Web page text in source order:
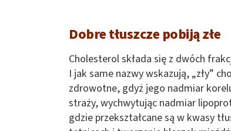
Dobre tłuszcze pobiją złe
Cholesterol składa się z dwóch
I jak same nazwy wskazują, „zły”
zdrowotne, gdyż jego nadmiar
straży, wychwytując nadmiar
gdzie przekształcane są w kwasy